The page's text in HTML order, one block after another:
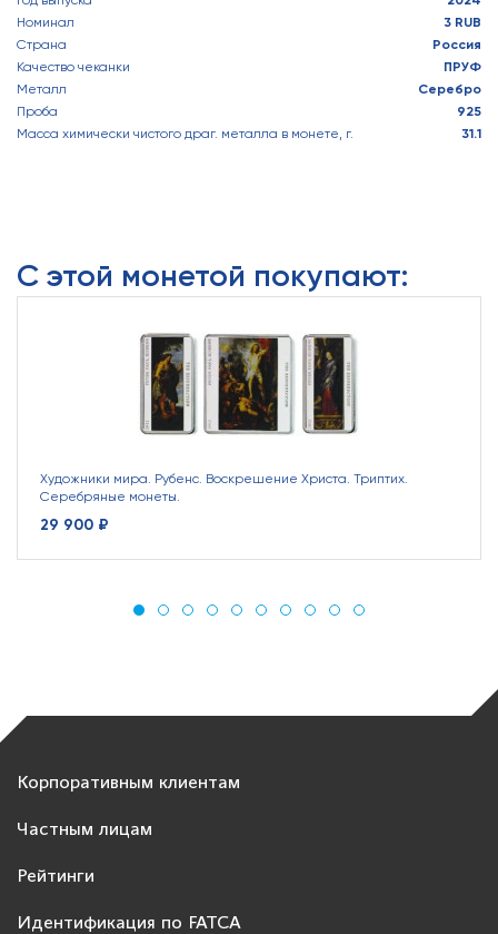
Номинал
3 RUB
Страна
Россия
Качество чеканки
ПРУФ
Металл
Серебро
Проба
925
Масса химически чистого драг. металла в монете, г.
31.1
С этой монетой покупают:
Художники мира. Рубенс. Воскрешение Христа. Триптих.
Серебряные монеты.
29 900 ₽
Корпоративным клиентам
Частным лицам
Рейтинги
Идентификация по FATCA